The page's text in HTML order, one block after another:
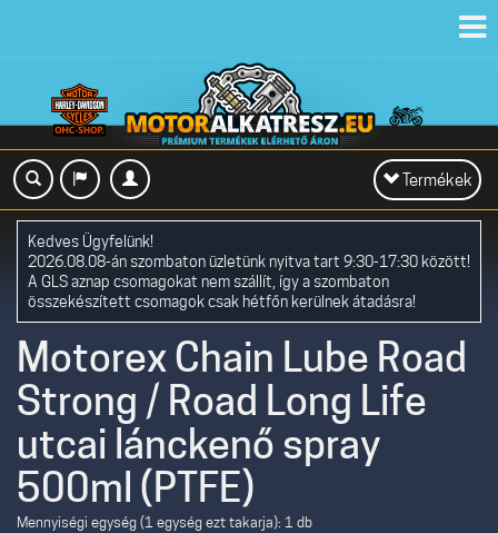
Toggle
navigation
Termékek
Kedves Ügyfelünk!
2026.08.08-án szombaton üzletünk nyitva tart 9:30-17:30 között!
A GLS aznap csomagokat nem szállít, így a szombaton
összekészített csomagok csak hétfőn kerülnek átadásra!
Motorex Chain Lube Road
Strong / Road Long Life
utcai lánckenő spray
500ml (PTFE)
Mennyiségi egység (1 egység ezt takarja): 1 db